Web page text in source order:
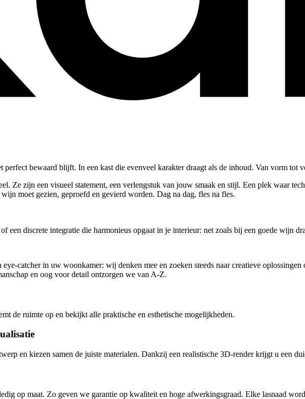
perfect bewaard blijft. In een kast die evenveel karakter draagt als de inhoud. Van vorm
Ze zijn een visueel statement, een verlengstuk van jouw smaak en stijl. Een plek waar
moet gezien, geproefd en gevierd worden. Dag na dag, fles na fles.
een discrete integratie die harmonieus opgaat in je interieur: net zoals bij een goede wijn
catcher in uw woonkamer: wij denken mee en zoeken steeds naar creatieve
en oog voor detail ontzorgen we van A-Z.
de ruimte op en bekijkt alle praktische en esthetische mogelijkheden.
en kiezen samen de juiste materialen. Dankzij een realistische 3D-render krijgt u een
op maat. Zo geven we garantie op kwaliteit en hoge afwerkingsgraad. Elke lasnaad